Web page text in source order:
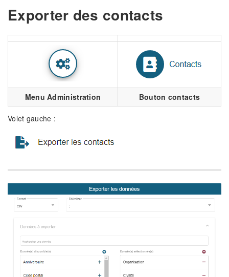
Exporter des contacts
Menu Administration Bouton contacts
Volet gauche :